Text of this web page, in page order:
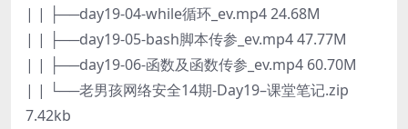
| | ├──day19-04-while循环_ev.mp4 24.68M
| | ├──day19-05-bash脚本传参_ev.mp4 47.77M
| | ├──day19-06-函数及函数传参_ev.mp4 60.70M
| | └──老男孩网络安全14期-Day19–课堂笔记.zip
7.42kb